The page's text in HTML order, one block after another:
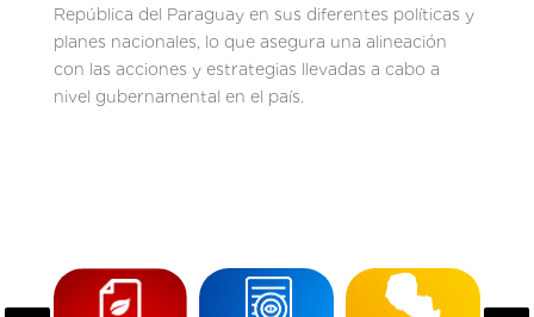
República del Paraguay en sus diferentes políticas y
planes nacionales, lo que asegura una alineación
con las acciones y estrategias llevadas a cabo a
nivel gubernamental en el país.